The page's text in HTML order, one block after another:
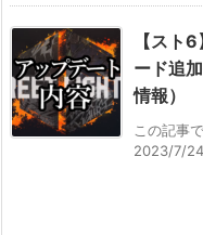
【スト
ード追
情報）
この記事
2023/7/